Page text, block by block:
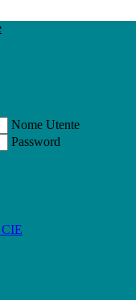
Nome Utente
Password